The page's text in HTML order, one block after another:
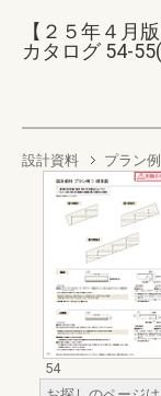
【２５年４月
カタログ 54-
設計資料 プラン
54